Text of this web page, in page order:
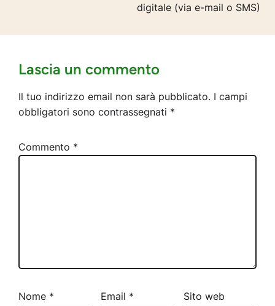
digitale (via e-mail o SMS)
Lascia un commento
Il tuo indirizzo email non sarà pubblicato. I campi
obbligatori sono contrassegnati *
Commento *
Nome * Email * Sito web